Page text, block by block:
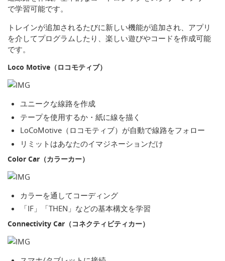
で学習可能です。
トレインが追加されるたびに新しい機能が追加され、アプリ
を介してプログラムしたり、楽しい遊びやコードを作成可能
です。
Loco Motive（ロコモティブ）
ユニークな線路を作成
テープを使用するか・紙に線を描く
LoCoMotive（ロコモティブ）が自動で線路をフォロー
リミットはあなたのイマジネーションだけ
Color Car（カラーカー）
カラーを通してコーディング
「IF」「THEN」などの基本構文を学習
Connectivity Car（コネクティビティカー）